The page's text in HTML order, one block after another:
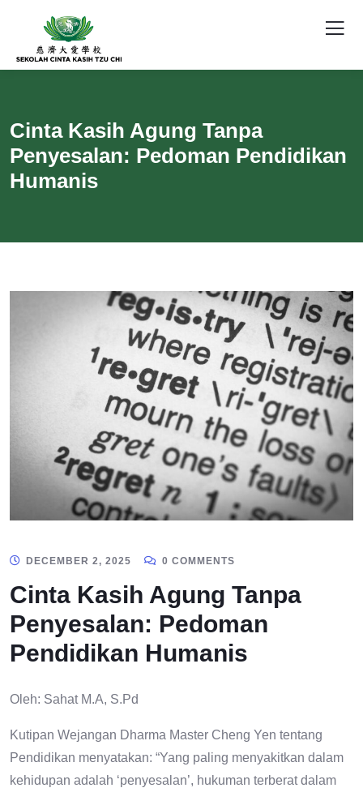
Cinta Kasih Agung Tanpa
Penyesalan: Pedoman Pendidikan
Humanis
DECEMBER 2, 2025 0 COMMENTS
Cinta Kasih Agung Tanpa
Penyesalan: Pedoman
Pendidikan Humanis
Oleh: Sahat M.A, S.Pd
Kutipan Wejangan Dharma Master Cheng Yen tentang
Pendidikan menyatakan: “Yang paling menyakitkan dalam
kehidupan adalah ‘penyesalan’, hukuman terberat dalam